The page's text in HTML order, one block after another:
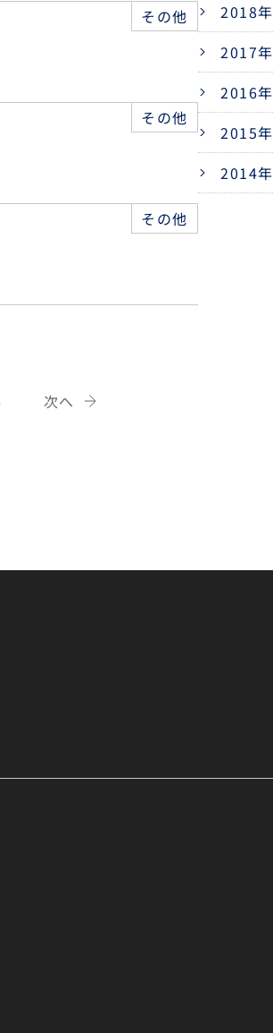
その他
その他
その他
2018年
2017年
2016年
2015年
2014年
次へ